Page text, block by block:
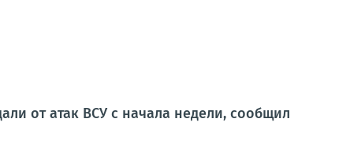
от атак ВСУ с начала недели, сообщил